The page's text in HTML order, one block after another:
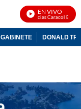
EN VIVO
Noticias Caracol En Vivo
GABINETE DONALD